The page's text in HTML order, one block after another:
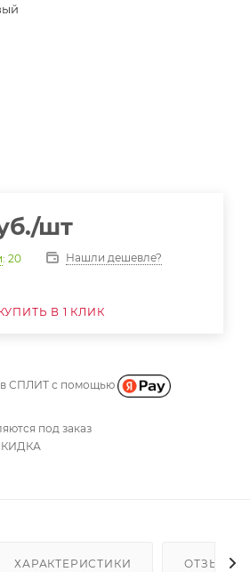
/шт
: 20 Нашли дешевле?
В 1 КЛИК
СПЛИТ с помощью
под заказ
ХАРАКТЕРИСТИКИ ОТЗЫВЫ